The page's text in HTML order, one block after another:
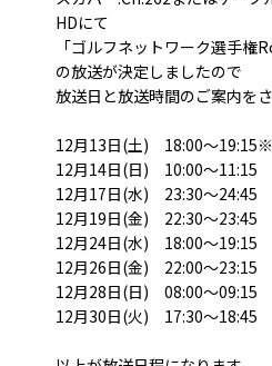
HDにて
「ゴルフネットワーク選手権
の放送が決定しましたので
放送日と放送時間のご案内を
12月13日(土) 18:00～
12月14日(日) 10:00～11:15
12月17日(水) 23:30～24:45
12月19日(金) 22:30～23:45
12月24日(水) 18:00～19:15
12月26日(金) 22:00～23:15
12月28日(日) 08:00～09:15
12月30日(火) 17:30～18:45